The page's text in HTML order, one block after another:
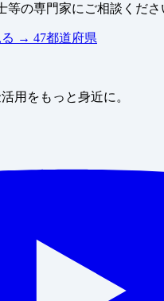
等の専門家にご相談くださ
→ 47都道府県
用をもっと身近に。